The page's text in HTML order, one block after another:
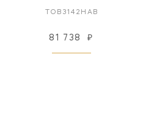
TOB3142HAB
81 738 ₽